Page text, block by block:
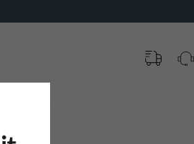
tra cui scegliere